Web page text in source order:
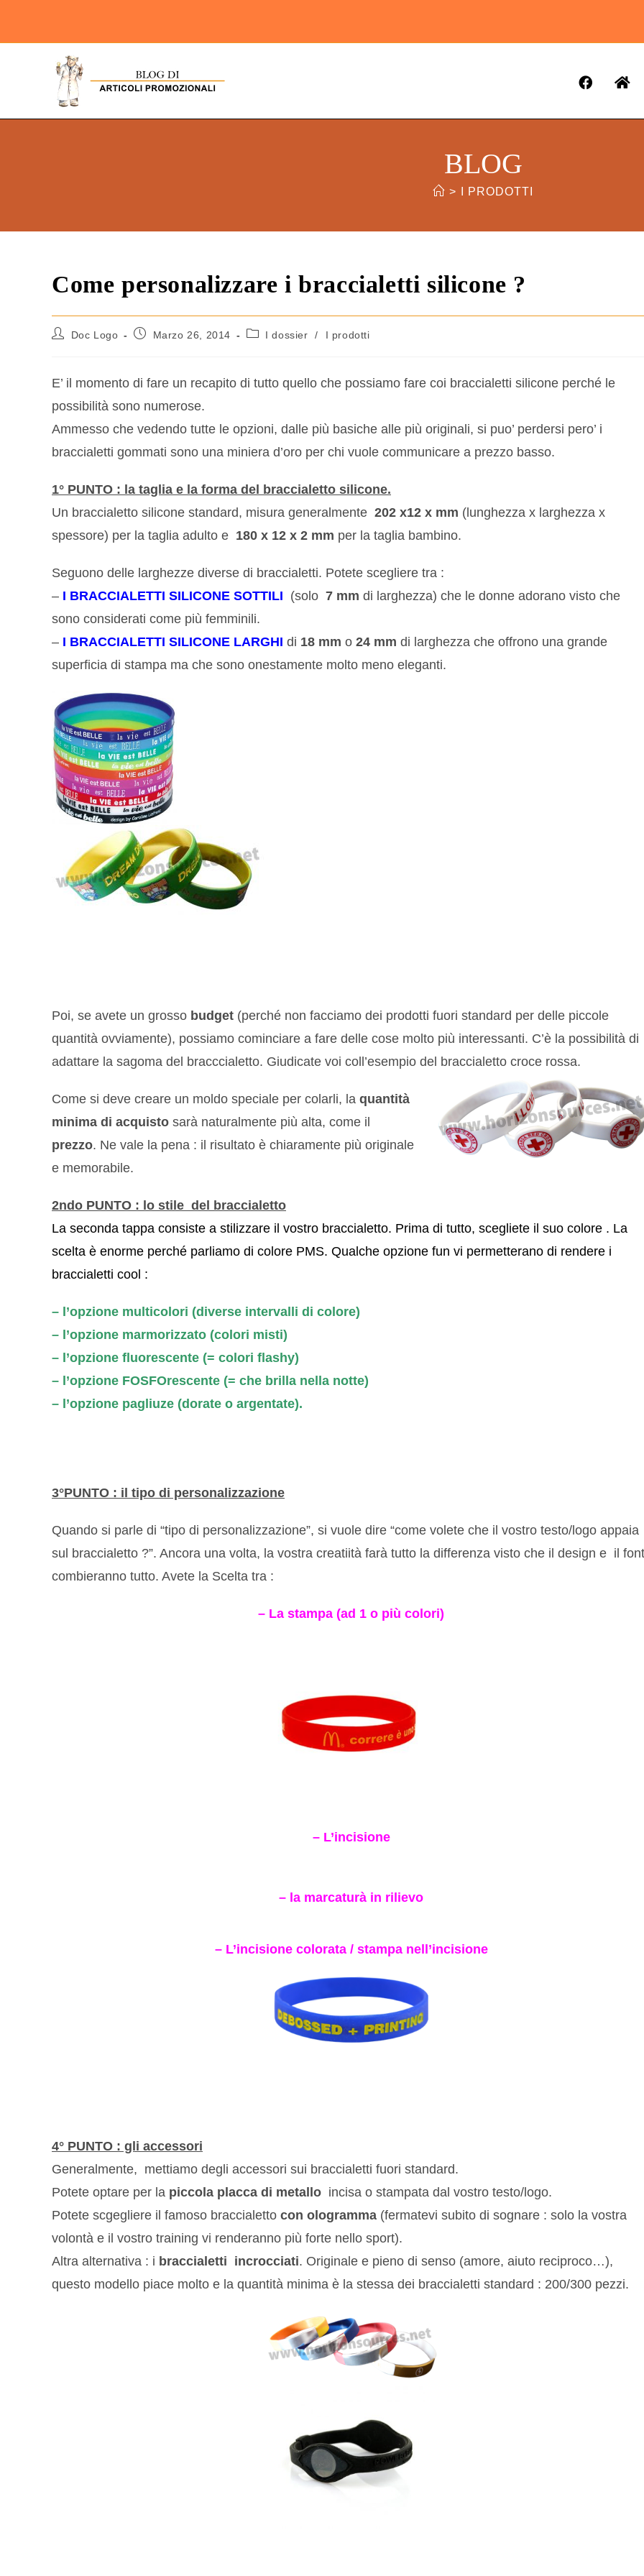
BLOG
> I PRODOTTI
Come personalizzare i braccialetti silicone ?
Doc Logo Marzo 26, 2014 I dossier / I prodotti
E’ il momento di fare un recapito di tutto quello che possiamo fare coi braccialetti silicone perché le
possibilità sono numerose.
Ammesso che vedendo tutte le opzioni, dalle più basiche alle più originali, si puo’ perdersi pero’ i
braccialetti gommati sono una miniera d’oro per chi vuole communicare a prezzo basso.
1° PUNTO : la taglia e la forma del braccialetto silicone.
Un braccialetto silicone standard, misura generalmente 202 x12 x mm (lunghezza x larghezza x
spessore) per la taglia adulto e 180 x 12 x 2 mm per la taglia bambino.
Seguono delle larghezze diverse di braccialetti. Potete scegliere tra :
– I BRACCIALETTI SILICONE SOTTILI (solo 7 mm di larghezza) che le donne adorano visto che
sono considerati come più femminili.
– I BRACCIALETTI SILICONE LARGHI di 18 mm o 24 mm di larghezza che offrono una grande
superficia di stampa ma che sono onestamente molto meno eleganti.
Poi, se avete un grosso budget (perché non facciamo dei prodotti fuori standard per delle piccole
quantità ovviamente), possiamo cominciare a fare delle cose molto più interessanti. C’è la possibilità di
adattare la sagoma del bracccialetto. Giudicate voi coll’esempio del braccialetto croce rossa.
Come si deve creare un moldo speciale per colarli, la quantità
minima di acquisto sarà naturalmente più alta, come il
prezzo. Ne vale la pena : il risultato è chiaramente più originale
e memorabile.
2ndo PUNTO : lo stile del braccialetto
La seconda tappa consiste a stilizzare il vostro braccialetto. Prima di tutto, scegliete il suo colore . La
scelta è enorme perché parliamo di colore PMS. Qualche opzione fun vi permetterano di rendere i
braccialetti cool :
– l’opzione multicolori (diverse intervalli di colore)
– l’opzione marmorizzato (colori misti)
– l’opzione fluorescente (= colori flashy)
– l’opzione FOSFOrescente (= che brilla nella notte)
– l’opzione pagliuze (dorate o argentate).
3°PUNTO : il tipo di personalizzazione
Quando si parle di “tipo di personalizzazione”, si vuole dire “come volete che il vostro testo/logo appaia
sul braccialetto ?”. Ancora una volta, la vostra creatiità farà tutto la differenza visto che il design e il font
combieranno tutto. Avete la Scelta tra :
– La stampa (ad 1 o più colori)
– L’incisione
– la marcaturà in rilievo
– L’incisione colorata / stampa nell’incisione
4° PUNTO : gli accessori
Generalmente, mettiamo degli accessori sui braccialetti fuori standard.
Potete optare per la piccola placca di metallo incisa o stampata dal vostro testo/logo.
Potete scgegliere il famoso braccialetto con ologramma (fermatevi subito di sognare : solo la vostra
volontà e il vostro training vi renderanno più forte nello sport).
Altra alternativa : i braccialetti incrocciati. Originale e pieno di senso (amore, aiuto reciproco…),
questo modello piace molto e la quantità minima è la stessa dei braccialetti standard : 200/300 pezzi.